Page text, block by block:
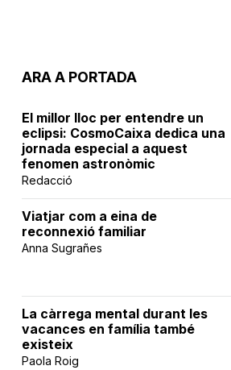
ARA A PORTADA
El millor lloc per entendre un
eclipsi: CosmoCaixa dedica una
jornada especial a aquest
fenomen astronòmic
Redacció
Viatjar com a eina de
reconnexió familiar
Anna Sugrañes
La càrrega mental durant les
vacances en família també
existeix
Paola Roig